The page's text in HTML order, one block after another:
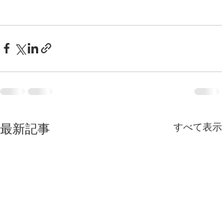
最新記事 すべて表示